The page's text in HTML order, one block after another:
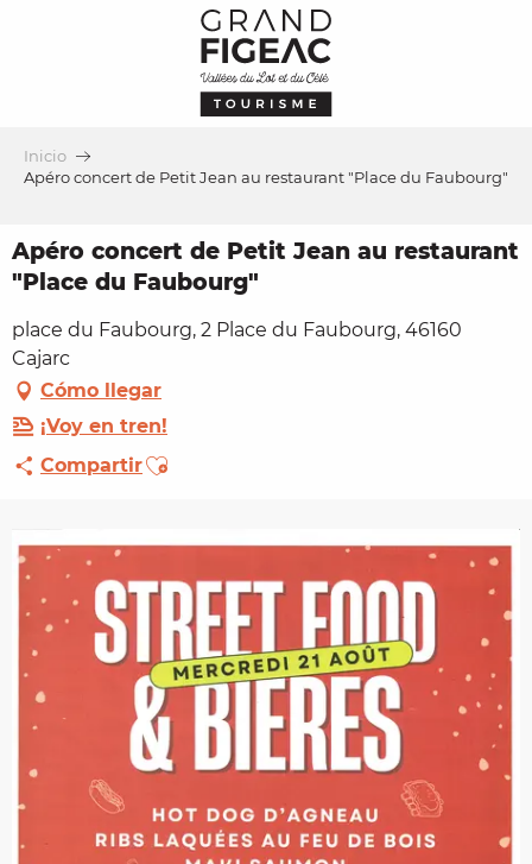
Inicio
Apéro concert de Petit Jean au restaurant "Place du Faubourg"
Apéro concert de Petit Jean au restaurant
"Place du Faubourg"
place du Faubourg, 2 Place du Faubourg, 46160
Cajarc
Cómo llegar
¡Voy en tren!
CompartirAjouter aux favoris